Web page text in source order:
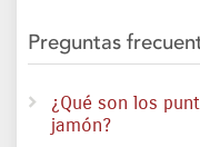
Preguntas
¿Qué son los
jamón?